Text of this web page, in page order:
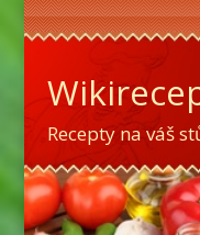
Recepty na váš